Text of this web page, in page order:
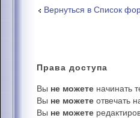
Вернуться в Список
Права доступа
Вы не можете начинать
Вы не можете отвечать
Вы не можете